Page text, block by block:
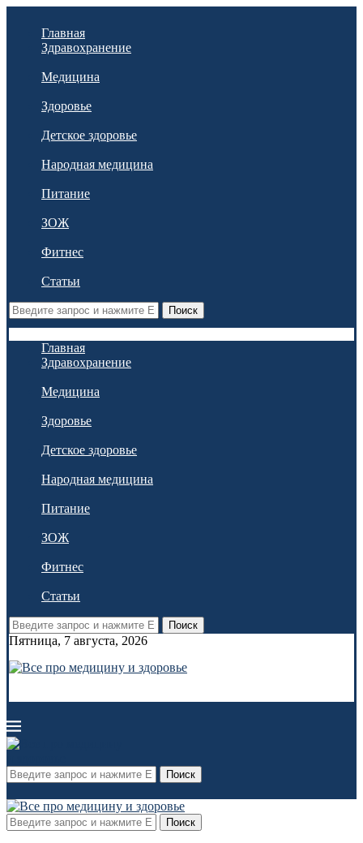
Главная
Здравохранение
Медицина
Здоровье
Детское здоровье
Народная медицина
Питание
ЗОЖ
Фитнес
Статьи
Поиск
Главная
Здравохранение
Медицина
Здоровье
Детское здоровье
Народная медицина
Питание
ЗОЖ
Фитнес
Статьи
Поиск
Пятница, 7 августа, 2026
Поиск
Поиск